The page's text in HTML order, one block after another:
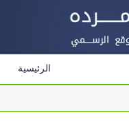
الرئيسية